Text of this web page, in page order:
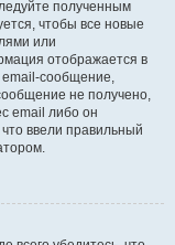
полученным
чтобы все новые
или
отображается в
email-сообщение,
не получено,
email либо он
ввели правильный